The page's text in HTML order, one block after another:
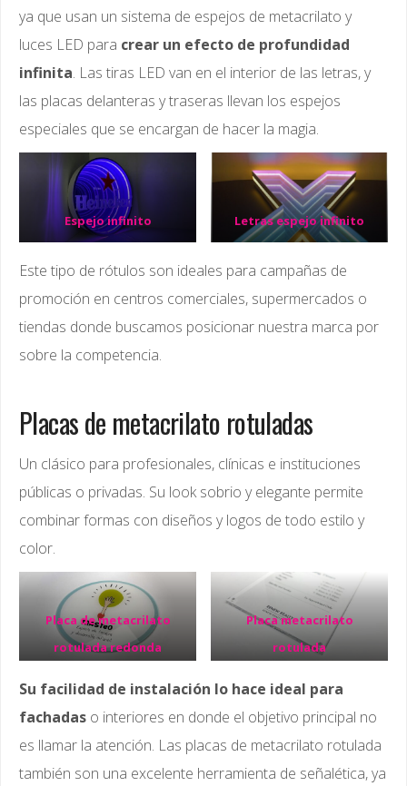
ya que usan un sistema de espejos de metacrilato y
luces LED para crear un efecto de profundidad
infinita. Las tiras LED van en el interior de las letras, y
las placas delanteras y traseras llevan los espejos
especiales que se encargan de hacer la magia.
Espejo infinito Letras espejo infinito
Este tipo de rótulos son ideales para campañas de
promoción en centros comerciales, supermercados o
tiendas donde buscamos posicionar nuestra marca por
sobre la competencia.
Placas de metacrilato rotuladas
Un clásico para profesionales, clínicas e instituciones
públicas o privadas. Su look sobrio y elegante permite
combinar formas con diseños y logos de todo estilo y
color.
Placa de metacrilato
rotulada redonda
Placa metacrilato
rotulada
Su facilidad de instalación lo hace ideal para
fachadas o interiores en donde el objetivo principal no
es llamar la atención. Las placas de metacrilato rotulada
también son una excelente herramienta de señalética, ya